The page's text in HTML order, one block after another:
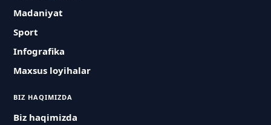
Madaniyat
Sport
Infografika
Maxsus loyihalar
BIZ HAQIMIZDA
Biz haqimizda